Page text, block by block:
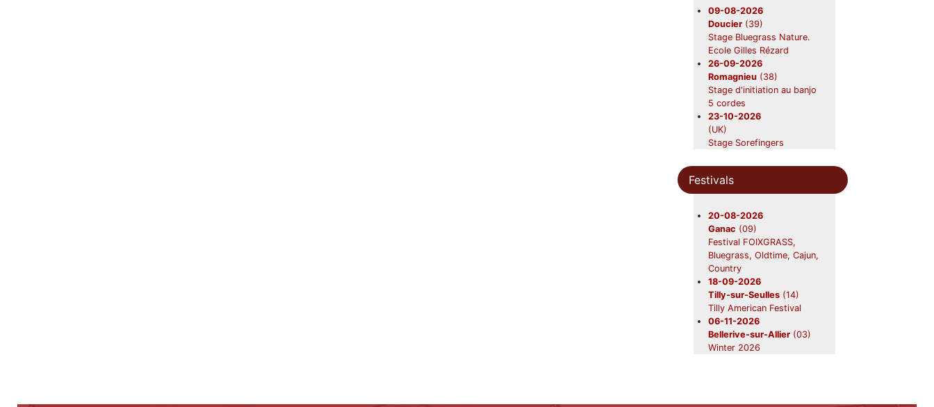
Saint-Ours(63)
Beavers en concert
22-08-2026
Gardouch
(31)
Lazy Grass
28-08-2026
Canéjan(33)
Beavers en concert
12-09-2026
Nerac
Beavers
19-09-2026
Foix(09)
Beavers en concert
Beavers en concert
28-11-2026
Saint-Symphorien(33)
Beavers en concert
09-08-2026
Doucier (39)
Stage Bluegrass Nature.
Ecole Gilles Rézard
26-09-2026
Romagnieu (38)
Stage d'initiation au banjo
5 cordes
23-10-2026
(UK)
Stage Sorefingers
05-04-2027
(UK)
Stage Sorefingers Week
Festivals
20-08-2026
Ganac (09)
Festival FOIXGRASS,
Bluegrass, Oldtime, Cajun,
Country
18-09-2026
Tilly-sur-Seulles (14)
Tilly American Festival
06-11-2026
Bellerive-sur-Allier (03)
Winter 2026